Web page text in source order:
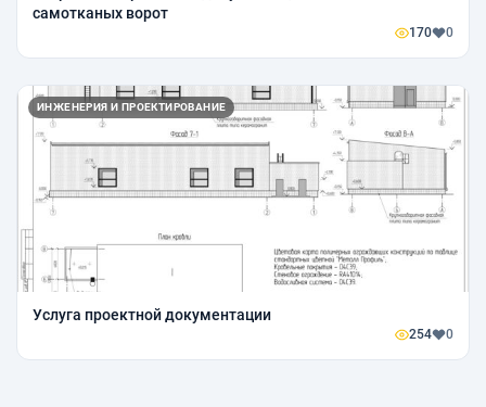
самотканых ворот
170 0
ИНЖЕНЕРИЯ И ПРОЕКТИРОВАНИЕ
Услуга проектной документации
254 0